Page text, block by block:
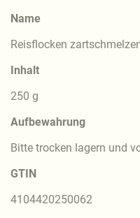
Name
Reisflocken
Inhalt
250 g
Aufbewahrung
Bitte trocken lagern und
GTIN
4104420250062